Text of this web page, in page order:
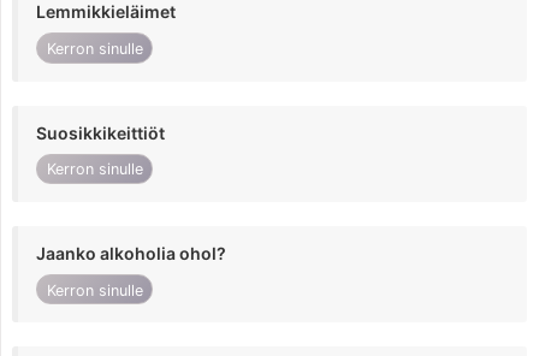
Lemmikkieläimet
Kerron sinulle
Suosikkikeittiöt
Kerron sinulle
Jaanko alkoholia ohol?
Kerron sinulle